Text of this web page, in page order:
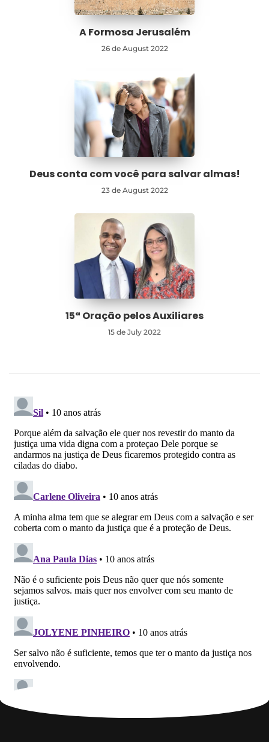
A Formosa Jerusalém
26 de August 2022
Deus conta com você para salvar almas!
23 de August 2022
15ª Oração pelos Auxiliares
15 de July 2022